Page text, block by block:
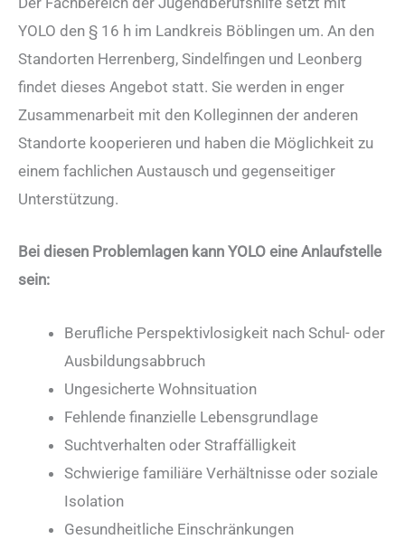
YOLO den § 16 h im Landkreis Böblingen um. An den
Standorten Herrenberg, Sindelfingen und Leonberg
findet dieses Angebot statt. Sie werden in enger
Zusammenarbeit mit den Kolleginnen der anderen
Standorte kooperieren und haben die Möglichkeit zu
einem fachlichen Austausch und gegenseitiger
Unterstützung.
Bei diesen Problemlagen kann YOLO eine Anlaufstelle
sein:
Berufliche Perspektivlosigkeit nach Schul- oder
Ausbildungsabbruch
Ungesicherte Wohnsituation
Fehlende finanzielle Lebensgrundlage
Suchtverhalten oder Straffälligkeit
Schwierige familiäre Verhältnisse oder soziale
Isolation
Gesundheitliche Einschränkungen